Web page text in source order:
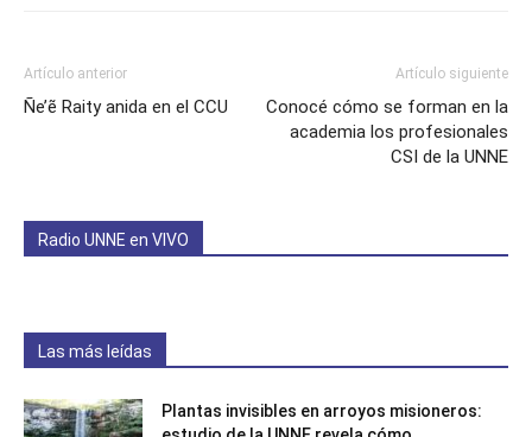
Artículo anterior
Ñe’ẽ Raity anida en el CCU
Artículo siguiente
Conocé cómo se forman en la
academia los profesionales
CSI de la UNNE
Radio UNNE en VIVO
Las más leídas
Plantas invisibles en arroyos misioneros: